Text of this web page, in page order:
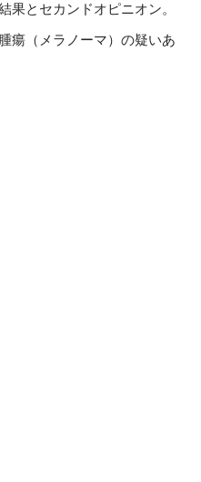
果とセカンドオピニオン。
瘍（メラノーマ）の疑いあ